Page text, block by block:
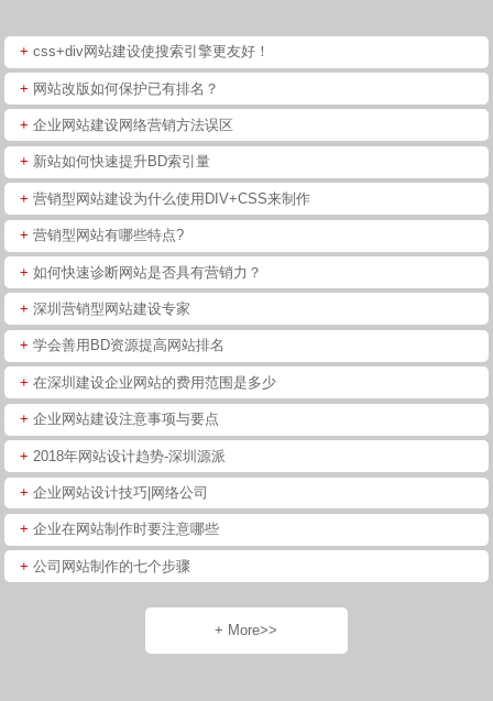
+ css+div网站建设使搜索引擎更友好！
+ 网站改版如何保护已有排名？
+ 企业网站建设网络营销方法误区
+ 新站如何快速提升BD索引量
+ 营销型网站建设为什么使用DIV+CSS来制作
+ 营销型网站有哪些特点?
+ 如何快速诊断网站是否具有营销力？
+ 深圳营销型网站建设专家
+ 学会善用BD资源提高网站排名
+ 在深圳建设企业网站的费用范围是多少
+ 企业网站建设注意事项与要点
+ 2018年网站设计趋势-深圳源派
+ 企业网站设计技巧|网络公司
+ 企业在网站制作时要注意哪些
+ 公司网站制作的七个步骤
+ More>>